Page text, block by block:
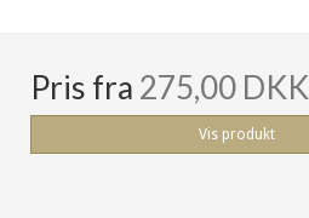
Pris fra 275,00 DKK
Vis produkt